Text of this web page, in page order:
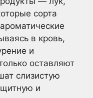
сорта
в кровь,
и
оставляют
слизистую
и